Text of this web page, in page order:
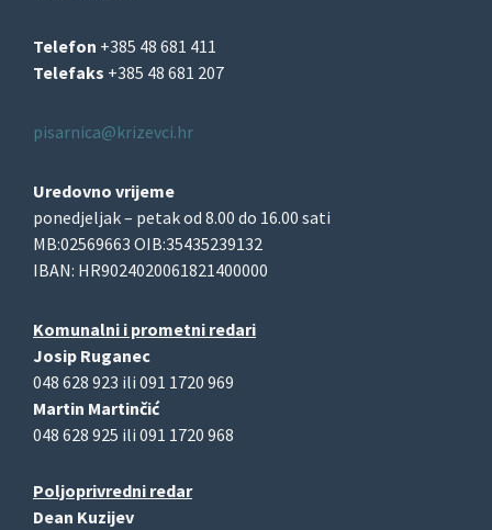
Telefon +385 48 681 411
Telefaks +385 48 681 207
pisarnica@krizevci.hr
Uredovno vrijeme
ponedjeljak – petak od 8.00 do 16.00 sati
MB:02569663 OIB:35435239132
IBAN: HR9024020061821400000
Komunalni i prometni redari
Josip Ruganec
048 628 923 ili 091 1720 969
Martin Martinčić
048 628 925 ili 091 1720 968
Poljoprivredni redar
Dean Kuzijev